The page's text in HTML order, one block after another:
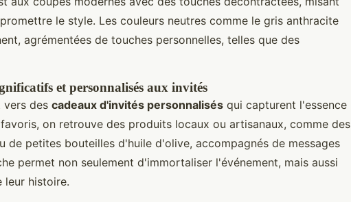
le style. Les couleurs neutres comme le gris anthracite
agrémentées de touches personnelles, telles que des
et personnalisés aux invités
vers des cadeaux d'invités personnalisés qui capturent l'essence
on retrouve des produits locaux ou artisanaux, comme des
de petites bouteilles d'huile d'olive, accompagnés de messages
permet non seulement d'immortaliser l'événement, mais aussi
leur histoire.